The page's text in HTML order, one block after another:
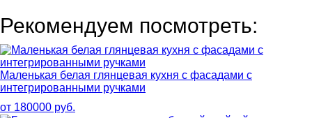
Рекомендуем посмотреть:
Маленькая белая глянцевая кухня с фасадами с
интегрированными ручками
от 180000 руб.